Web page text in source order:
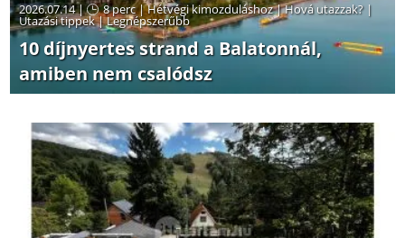
2026.07.14 | 8 perc|Hétvégi kimozduláshoz|Hová utazzak? |
Utazási tippek|Legnépszerűbb
10 díjnyertes strand a Balatonnál,
amiben nem csalódsz